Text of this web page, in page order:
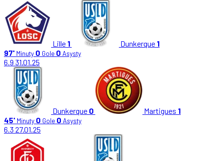
Lille 1 Dunkerque 1
97' Minuty 0 Gole 0 Asysty
6.9 31.01.25
Dunkerque 0 Martigues 1
45' Minuty 0 Gole 0 Asysty
6.3 27.01.25